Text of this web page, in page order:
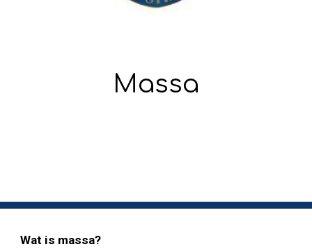
Massa
Wat is massa?